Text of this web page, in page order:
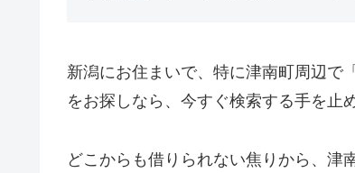
新潟にお住まいで、特に津南町周辺で
をお探しなら、今すぐ検索する手を止
どこからも借りられない焦りから、津